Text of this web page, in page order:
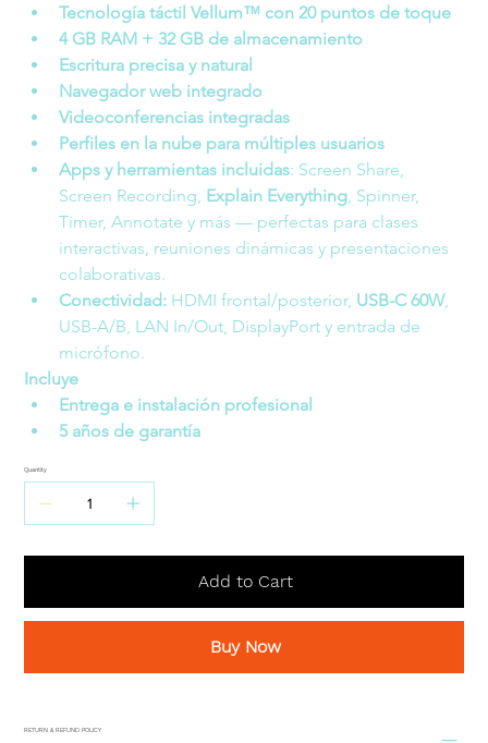
Tecnología táctil Vellum™ con 20 puntos de toque
4 GB RAM + 32 GB de almacenamiento
Escritura precisa y natural
Navegador web integrado
Videoconferencias integradas
Perfiles en la nube para múltiples usuarios
Apps y herramientas incluidas: Screen Share,
Screen Recording, Explain Everything , Spinner,
Timer, Annotate y más — perfectas para clases
interactivas, reuniones dinámicas y presentaciones
colaborativas.
Conectividad: HDMI frontal/posterior, USB-C 60W,
USB-A/B, LAN In/Out, DisplayPort y entrada de
micrófono.
Incluye
Entrega e instalación profesional
5 años de garantía
Quantity
Add to Cart
Buy Now
RETURN & REFUND POLICY